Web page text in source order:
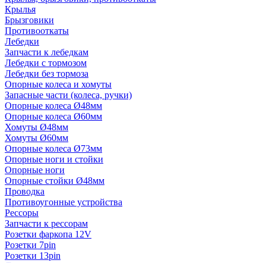
Крылья
Брызговики
Противооткаты
Лебедки
Запчасти к лебедкам
Лебедки с тормозом
Лебедки без тормоза
Опорные колеса и хомуты
Запасные части (колеса, ручки)
Опорные колеса Ø48мм
Опорные колеса Ø60мм
Хомуты Ø48мм
Хомуты Ø60мм
Опорные колеса Ø73мм
Опорные ноги и стойки
Опорные ноги
Опорные стойки Ø48мм
Проводка
Противоугонные устройства
Рессоры
Запчасти к рессорам
Розетки фаркопа 12V
Розетки 7pin
Розетки 13pin